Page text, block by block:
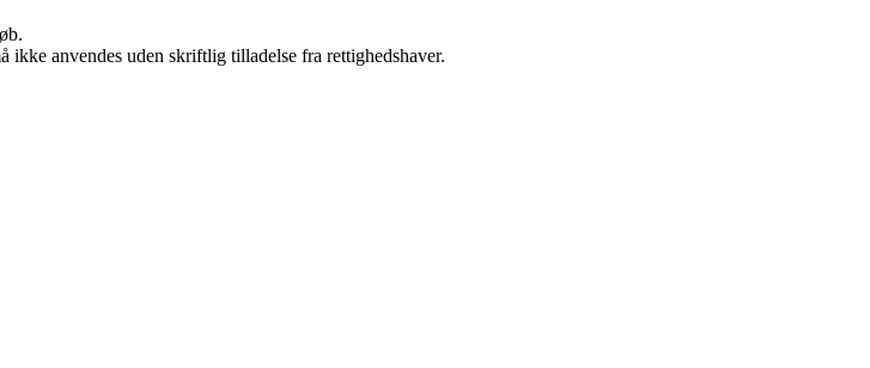
anvendes uden skriftlig tilladelse fra rettighedshaver.